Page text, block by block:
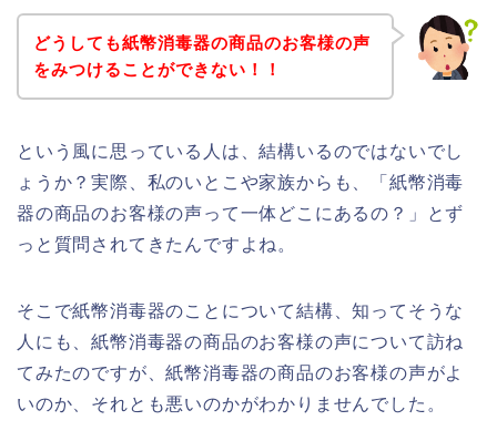
どうしても紙幣消毒器の商品のお客様の声
をみつけることができない！！
という風に思っている人は、結構いるのではないでし
ょうか？実際、私のいとこや家族からも、「紙幣消毒
器の商品のお客様の声って一体どこにあるの？」とず
っと質問されてきたんですよね。
そこで紙幣消毒器のことについて結構、知ってそうな
人にも、紙幣消毒器の商品のお客様の声について訪ね
てみたのですが、紙幣消毒器の商品のお客様の声がよ
いのか、それとも悪いのかがわかりませんでした。